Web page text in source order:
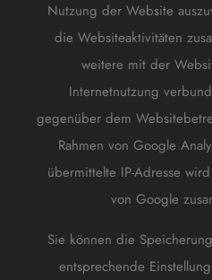
Nutzung der Website
die Websiteaktivitäten
weitere mit der
Internetnutzung
gegenüber dem
Rahmen von Google
übermittelte IP-Adresse
von Google
Sie können die
entsprechende